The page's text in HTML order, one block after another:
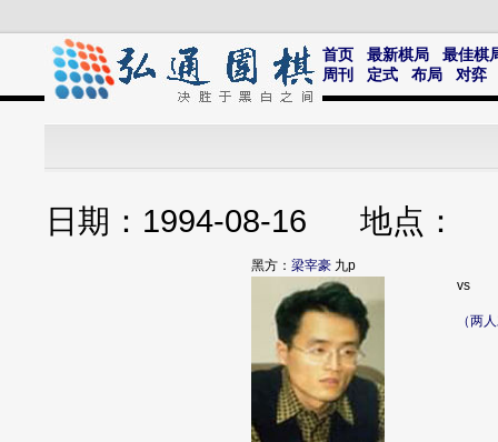
首页 最新棋局
最佳棋
周刊
定式 布局 对弈
日期：1994-08-16 地点
黑方： 梁宰豪 九p
vs
（两